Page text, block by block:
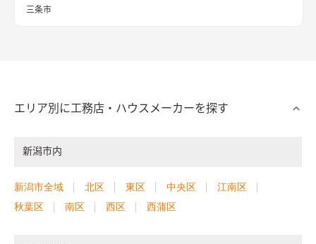
です。
三条市
エリア別に工務店・ハウスメーカーを探す
新潟市内
新潟市全域 北区 東区 中央区
江南区
秋葉区
南区 西区 西蒲区